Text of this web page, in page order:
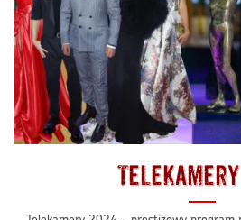
Telekamery